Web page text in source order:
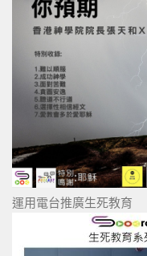
運用電台推廣生死教育